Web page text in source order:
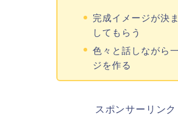
完成イメージが決
してもらう
色々と話しながら
ジを作る
スポンサーリンク